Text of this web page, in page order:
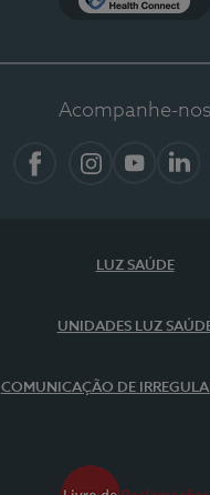
Acompanhe-nos
LUZ SAÚDE
UNIDADES LUZ
COMUNICAÇÃO DE